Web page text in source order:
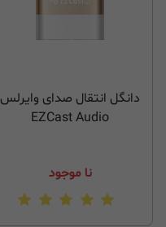
دانگل انتقال صدای وایرلس
EZCast Audio
نا موجود